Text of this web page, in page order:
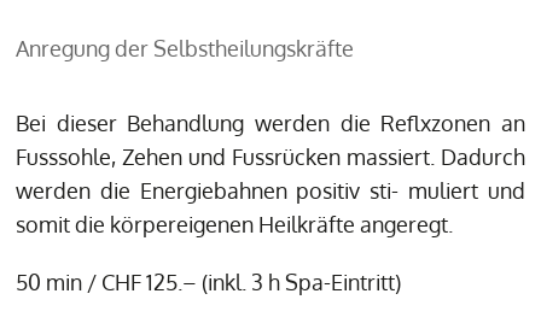
Anregung der Selbstheilungskräfte
Bei dieser Behandlung werden die Reflxzonen an
Fusssohle, Zehen und Fussrücken massiert. Dadurch
werden die Energiebahnen positiv sti- muliert und
somit die körpereigenen Heilkräfte angeregt.
50 min / CHF 125.– (inkl. 3 h Spa-Eintritt)